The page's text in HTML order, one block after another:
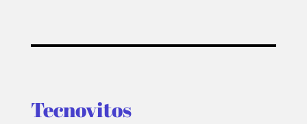
Tecnovitos